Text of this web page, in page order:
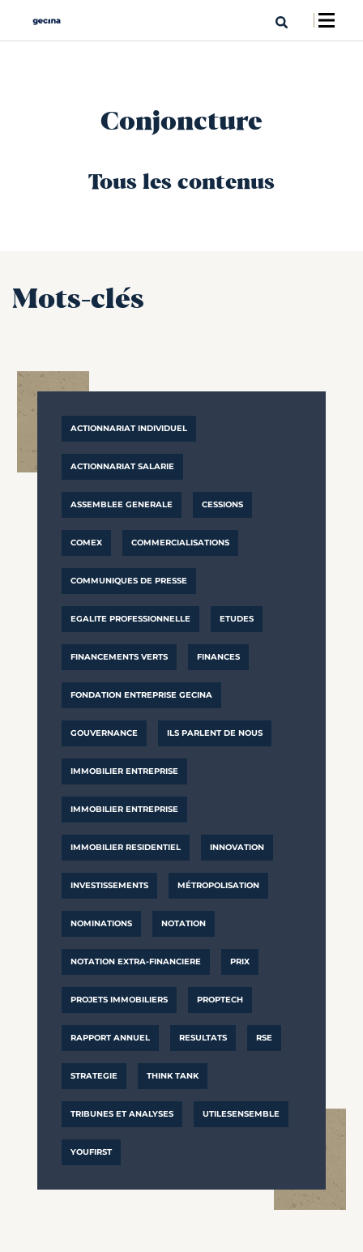
Conjoncture
Tous les contenus
Mots-clés
ACTIONNARIAT INDIVIDUEL
ACTIONNARIAT SALARIE
ASSEMBLEE GENERALE CESSIONS
COMEX COMMERCIALISATIONS
COMMUNIQUES DE PRESSE
EGALITE PROFESSIONNELLE ETUDES
FINANCEMENTS VERTS FINANCES
FONDATION ENTREPRISE GECINA
GOUVERNANCE ILS PARLENT DE NOUS
IMMOBILIER ENTREPRISE
IMMOBILIER ENTREPRISE
IMMOBILIER RESIDENTIEL INNOVATION
INVESTISSEMENTS MÉTROPOLISATION
NOMINATIONS NOTATION
NOTATION EXTRA-FINANCIERE PRIX
PROJETS IMMOBILIERS PROPTECH
RAPPORT ANNUEL RESULTATS RSE
STRATEGIE THINK TANK
TRIBUNES ET ANALYSES UTILESENSEMBLE
YOUFIRST